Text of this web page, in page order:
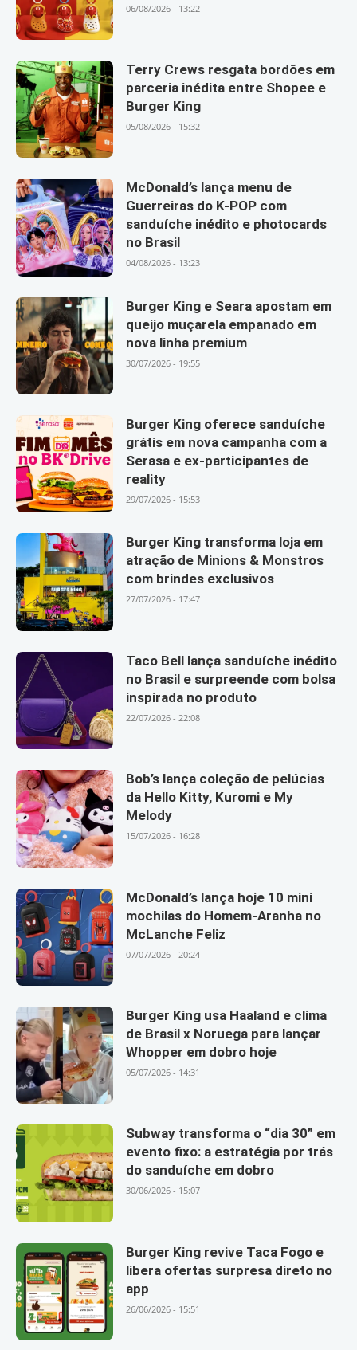
06/08/2026 - 13:22
Terry Crews resgata bordões em
parceria inédita entre Shopee e
Burger King
05/08/2026 - 15:32
McDonald’s lança menu de
Guerreiras do K-POP com
sanduíche inédito e photocards
no Brasil
04/08/2026 - 13:23
Burger King e Seara apostam em
queijo muçarela empanado em
nova linha premium
30/07/2026 - 19:55
Burger King oferece sanduíche
grátis em nova campanha com a
Serasa e ex-participantes de
reality
29/07/2026 - 15:53
Burger King transforma loja em
atração de Minions & Monstros
com brindes exclusivos
27/07/2026 - 17:47
Taco Bell lança sanduíche inédito
no Brasil e surpreende com bolsa
inspirada no produto
22/07/2026 - 22:08
Bob’s lança coleção de pelúcias
da Hello Kitty, Kuromi e My
Melody
15/07/2026 - 16:28
McDonald’s lança hoje 10 mini
mochilas do Homem-Aranha no
McLanche Feliz
07/07/2026 - 20:24
Burger King usa Haaland e clima
de Brasil x Noruega para lançar
Whopper em dobro hoje
05/07/2026 - 14:31
Subway transforma o “dia 30” em
evento fixo: a estratégia por trás
do sanduíche em dobro
30/06/2026 - 15:07
Burger King revive Taca Fogo e
libera ofertas surpresa direto no
app
26/06/2026 - 15:51